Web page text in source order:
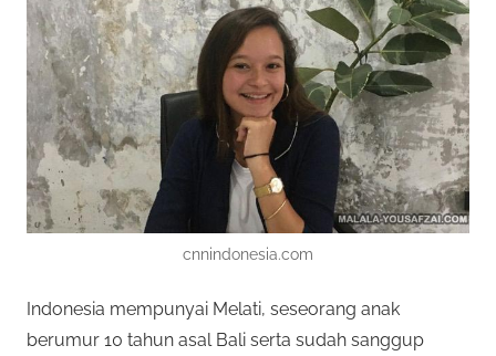
cnnindonesia.com
Indonesia mempunyai Melati, seseorang anak
berumur 10 tahun asal Bali serta sudah sanggup